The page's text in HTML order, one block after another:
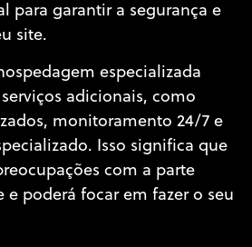
para garantir a segurança e
site.
especializada
adicionais, como
monitoramento 24/7 e
Isso significa que
com a parte
e poderá focar em fazer o seu